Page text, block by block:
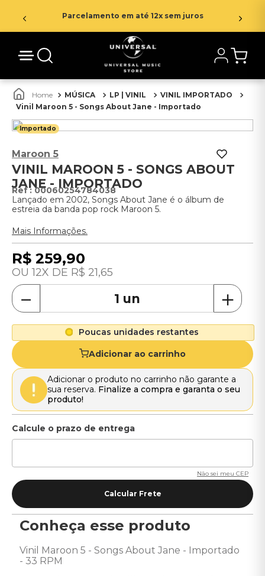
Parcelamento em até 12x sem juros
MÚSICA LP | VINIL
VINIL IMPORTADO
Vinil Maroon 5 - Songs About Jane - Importado
Importado
Maroon 5
VINIL MAROON 5 - SONGS ABOUT
JANE - IMPORTADO
:00060254784038
Lançado em 2002, Songs About Jane é o álbum de
estreia da banda pop rock Maroon 5.
Mais Informações.
R$ 259,90
12 R$ 21,65
＋
－
Poucas unidades restantes
Adicionar ao carrinho
Adicionar o produto no carrinho não garante a
sua reserva. Finalize a compra e garanta o seu
produto!
Não sei meu CEP
Conheça esse produto
Vinil Maroon 5 - Songs About Jane - Importado
- 33 RPM